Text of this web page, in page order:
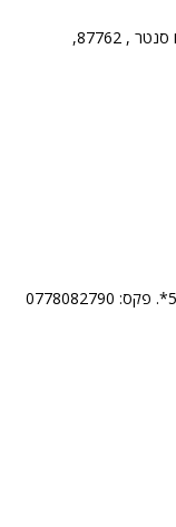
: בעלי המלאכה 5 צים סנטר , 87762,